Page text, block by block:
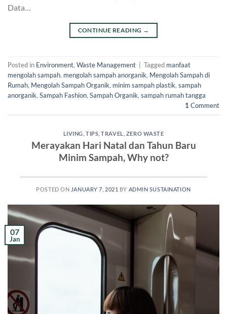
Data…
CONTINUE READING →
Posted in Environment, Waste Management Tagged manfaat
mengolah sampah, mengolah sampah anorganik, Mengolah Sampah di
Rumah, Mengolah Sampah Organik, minim sampah plastik, sampah
anorganik, Sampah Fashion, Sampah Organik, sampah rumah tangga
1 Comment
LIVING TIPS ,TRAVEL ZERO WASTE
Merayakan Hari Natal dan Tahun Baru
Minim Sampah, Why not?
POSTED ON JANUARY 7, 2021 BY ADMIN SUSTAINATION
07
Jan